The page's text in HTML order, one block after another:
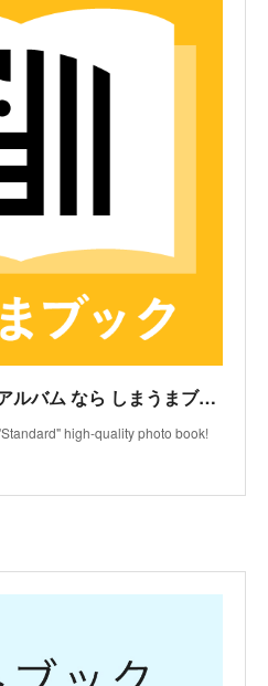
フォトブック・フォトアルバム なら しまうまブック - Apps on Google Play
high-quality photo book!